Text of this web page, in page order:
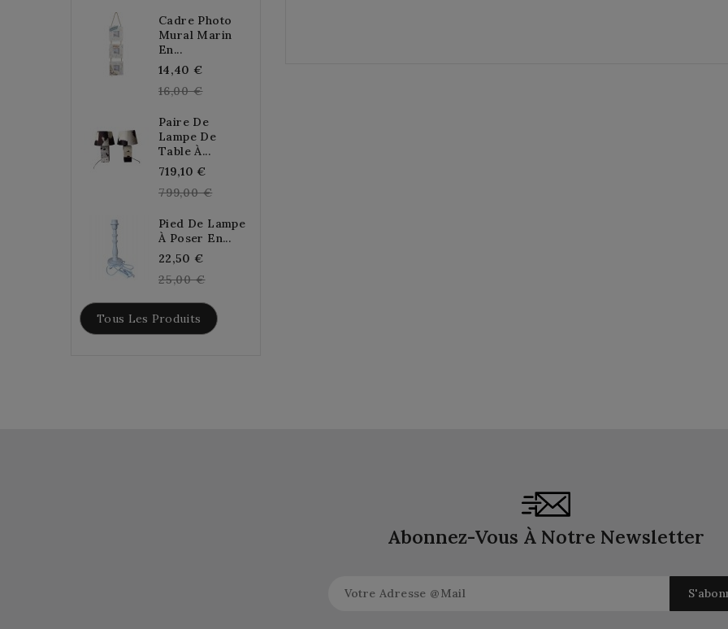
Cadre Photo
Mural Marin
En...
14,40 €
price
16,00 €
Paire De
Lampe De
Table À...
719,10 €
price
799,00 €
Pied De Lampe
À Poser En...
22,50 €
price
25,00 €
Tous Les Produits
Abonnez-Vous À Notre Newsletter